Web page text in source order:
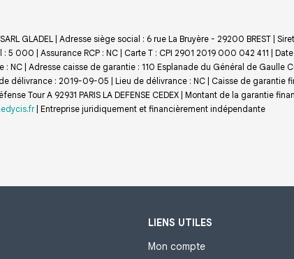
GLADEL | Adresse siège social : 6 rue La Bruyère - 29200 BREST |
5 000 | Assurance RCP : NC | Carte T : CPI 2901 2019 000 042 411 |
NC | Adresse caisse de garantie : 110 Esplanade du Général de Gaulle
: 2019-09-05 | Lieu de délivrance : NC | Caisse de garantie
Tour A 92931 PARIS LA DEFENSE CEDEX | Montant de la garantie
| Entreprise juridiquement et financièrement indépendante
LIENS UTILES
Mon compte